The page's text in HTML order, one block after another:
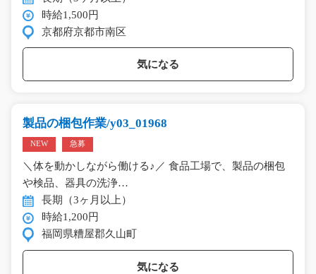
時給1,500円
京都府京都市南区
気になる
製品の梱包作業/y03_01968
NEW 急募
＼体を動かしながら働ける♪／ 食品工場で、製品の梱包
や検品、器具の洗浄…
長期（3ヶ月以上）
時給1,200円
福岡県糟屋郡久山町
気になる